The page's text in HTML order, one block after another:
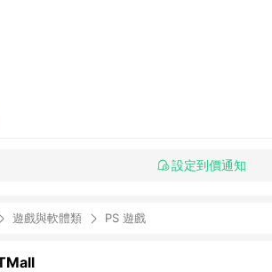
設定到價通知
遊戲與軟體類 PS 遊戲